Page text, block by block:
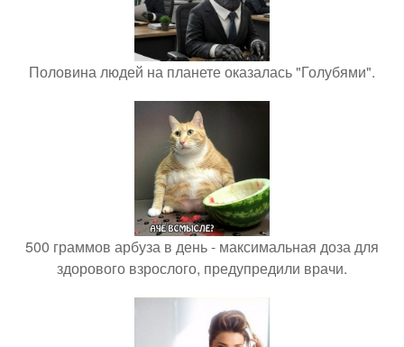
Половина людей на планете оказалась "Голубями".
500 граммов арбуза в день - максимальная доза для
здорового взрослого, предупредили врачи.